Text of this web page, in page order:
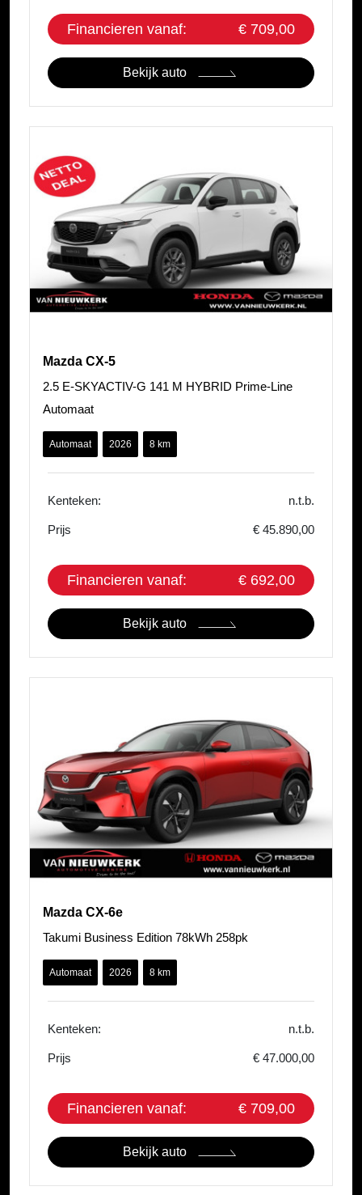
Financieren vanaf: € 709,00
Bekijk auto
Mazda CX-5
2.5 E-SKYACTIV-G 141 M HYBRID Prime-Line
Automaat
Automaat 2026 8 km
Kenteken: n.t.b.
Prijs € 45.890,00
Financieren vanaf: € 692,00
Bekijk auto
Mazda CX-6e
Takumi Business Edition 78kWh 258pk
Automaat 2026 8 km
Kenteken: n.t.b.
Prijs € 47.000,00
Financieren vanaf: € 709,00
Bekijk auto